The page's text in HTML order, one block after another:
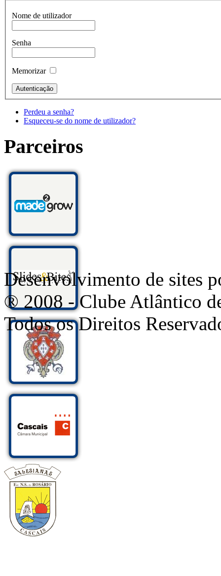
Nome de utilizador
Senha
Memorizar
Perdeu a senha?
Esqueceu-se do nome de utilizador?
Parceiros
Desenvolvimento de sites
® 2008 - Clube Atlântico
Todos os Direitos